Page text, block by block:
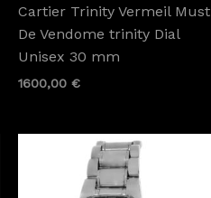
Cartier Trinity Vermeil Must
De Vendome trinity Dial
Unisex 30 mm
1600,00 €